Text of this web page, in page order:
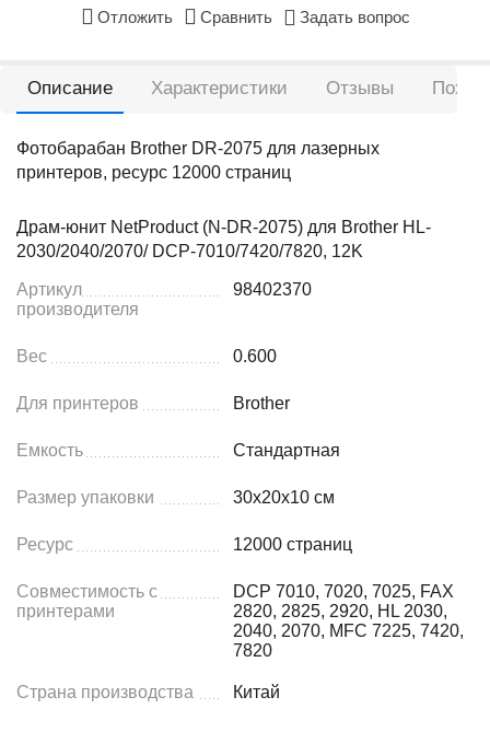
Отложить Сравнить Задать вопрос
Описание Характеристики Отзывы
Фотобарабан Brother DR-2075 для лазерных
принтеров, ресурс 12000 страниц
Драм-юнит NetProduct (N-DR-2075) для Brother HL-
2030/2040/2070/ DCP-7010/7420/7820, 12K
Артикул
производителя
98402370
Вес 0.600
Для принтеров Brother
Емкость Стандартная
Размер упаковки 30x20x10 см
Ресурс 12000 страниц
Совместимость с
принтерами
DCP 7010, 7020, 7025, FAX
2820, 2825, 2920, HL 2030,
2040, 2070, MFC 7225, 7420,
7820
Страна производства Китай